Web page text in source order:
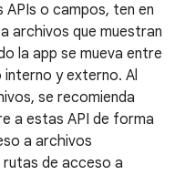
APIs o campos, ten en
archivos que muestran
la app se mueva entre
y externo. Al
se recomienda
a estas API de forma
a archivos
de acceso a